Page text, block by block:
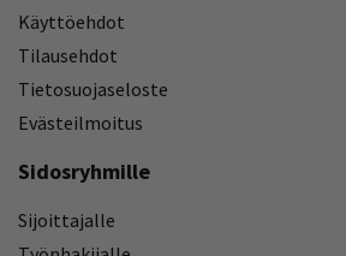
Käyttöehdot
Tilausehdot
Tietosuojaseloste
Evästeilmoitus
Sidosryhmille
Sijoittajalle